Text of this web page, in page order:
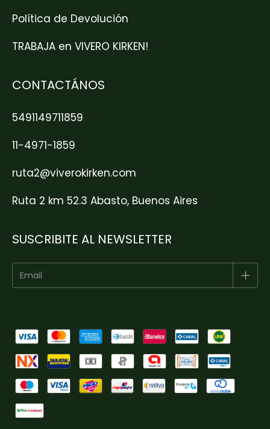
Política de Devolución
TRABAJA en VIVERO KIRKEN!
CONTACTÁNOS
5491149711859
11-4971-1859
ruta2@viverokirken.com
Ruta 2 km 52.3 Abasto, Buenos Aires
SUSCRIBITE AL NEWSLETTER